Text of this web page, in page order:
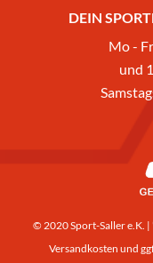
DEIN
Mo -
und
© 2020 Sport-Saller e.K. |
Versandkosten und